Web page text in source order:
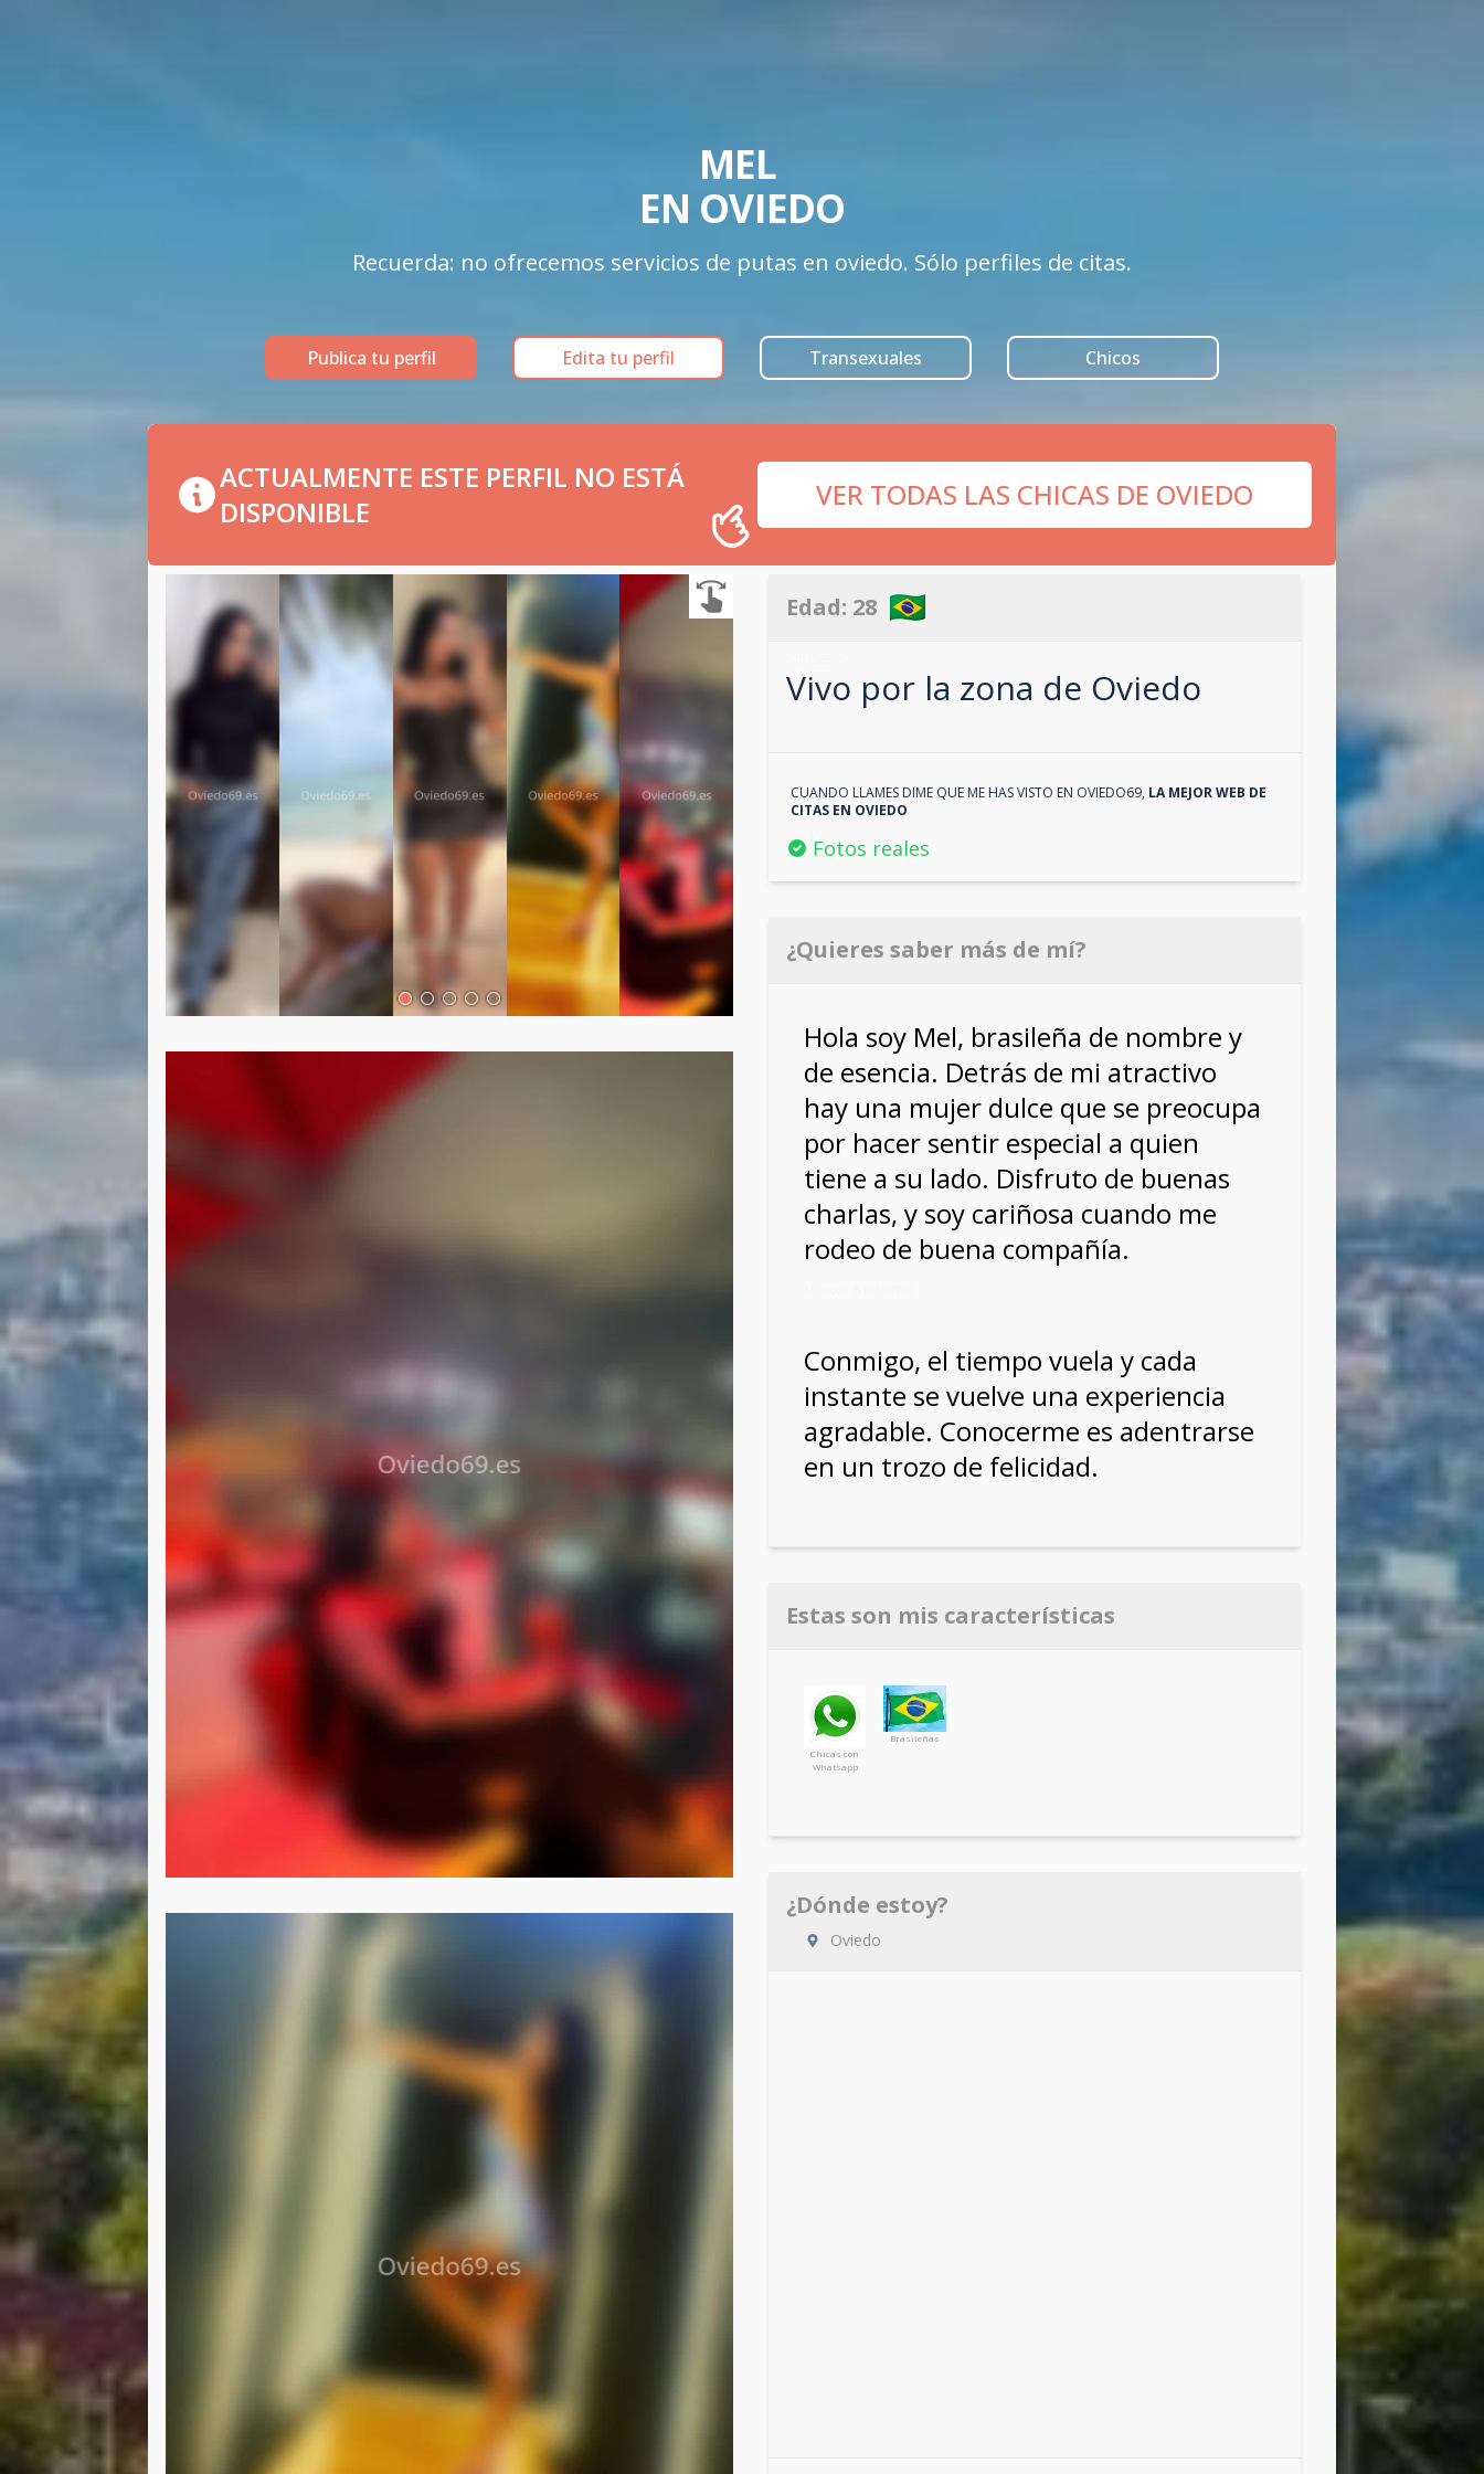
MEL
EN OVIEDO
Recuerda: no ofrecemos servicios de putas en oviedo. Sólo perfiles de citas.
Publica tu perfil Edita tu perfil Transexuales Chicos
ACTUALMENTE ESTE PERFIL NO ESTÁ
DISPONIBLE
VER TODAS LAS CHICAS DE OVIEDO
Edad: 28
Vivo por la zona de Oviedo
CUANDO LLAMES DIME QUE ME HAS VISTO EN OVIEDO69, LA MEJOR WEB DE
CITAS EN OVIEDO
Fotos reales
¿Quieres saber más de mí?
Hola soy Mel, brasileña de nombre y
de esencia. Detrás de mi atractivo
hay una mujer dulce que se preocupa
por hacer sentir especial a quien
tiene a su lado. Disfruto de buenas
charlas, y soy cariñosa cuando me
rodeo de buena compañía.
Conmigo, el tiempo vuela y cada
instante se vuelve una experiencia
agradable. Conocerme es adentrarse
en un trozo de felicidad.
Estas son mis características
Chicas con
Whatsapp
Brasileñas
¿Dónde estoy?
Oviedo